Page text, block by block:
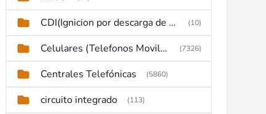
CDI(Ignicion por descarga de capacitor) (10)
Celulares (Telefonos Moviles) (7326)
Centrales Telefónicas (5860)
circuito integrado (113)